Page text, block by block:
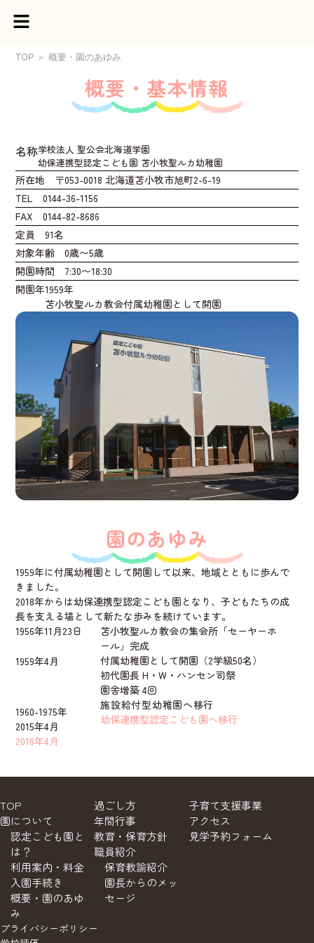
TOP ＞概要・園のあゆみ
概要・基本情報
名称学校法人 聖公会北海道学園
幼保連携型認定こども園 苫小牧聖ルカ幼稚園
所在地 〒053-0018 北海道苫小牧市旭町2-6-19
TEL 0144-36-1156
FAX 0144-82-8686
定員 91名
対象年齢 0歳〜5歳
開園時間 7:30〜18:30
開園年1959年
苫小牧聖ルカ教会付属幼稚園として開園
園のあゆみ
1959年に付属幼稚園として開園して以来、地域とともに歩んで
きました。
2018年からは幼保連携型認定こども園となり、子どもたちの成
長を支える場として新たな歩みを続けています。
1956年11月23日
1959年4月
1960-1975年
2015年4月
2018年4月
苫小牧聖ルカ教会の集会所「セーヤーホ
ール」完成
付属幼稚園として開園（2学級50名）
初代園長 H・W・ハンセン司祭
園舎増築 4回
施設給付型幼稚園へ移行
幼保連携型認定こども園へ移行
TOP
園について
認定こども園と
は？
利用案内・料金
入園手続き
概要・園のあゆ
み
過ごし方
年間行事
教育・保育方針
職員紹介
保育教諭紹介
園長からのメッ
セージ
子育て支援事業
アクセス
見学予約フォーム
プライバシーポリシー